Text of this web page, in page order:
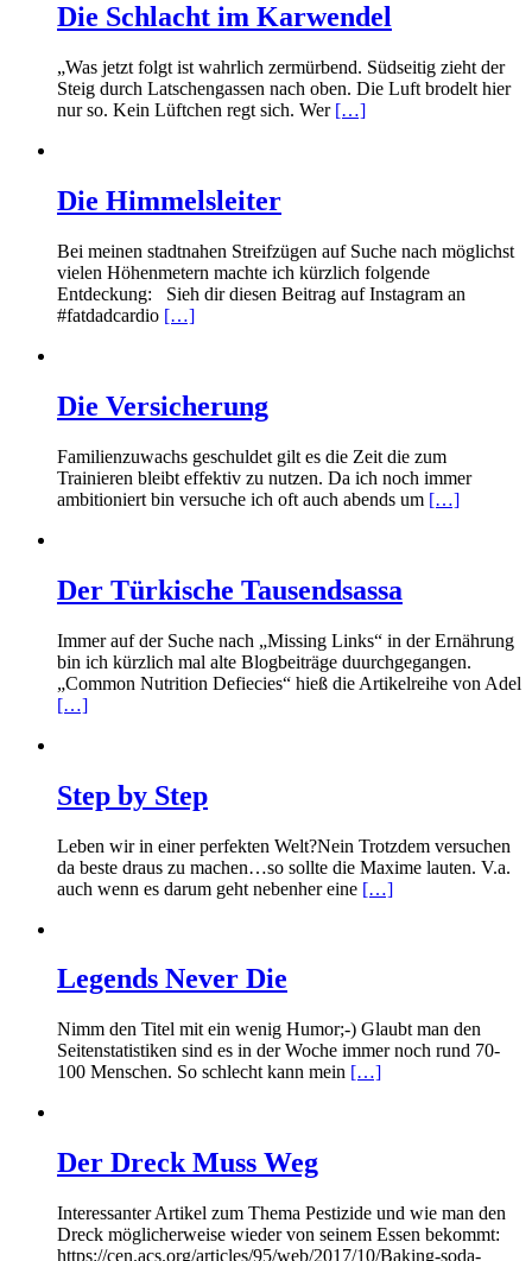
Die Schlacht im Karwendel
„Was jetzt folgt ist wahrlich zermürbend. Südseitig zieht der
Steig durch Latschengassen nach oben. Die Luft brodelt hier
nur so. Kein Lüftchen regt sich. Wer […]
Die Himmelsleiter
Bei meinen stadtnahen Streifzügen auf Suche nach möglichst
vielen Höhenmetern machte ich kürzlich folgende
Entdeckung: Sieh dir diesen Beitrag auf Instagram an
#fatdadcardio […]
Die Versicherung
Familienzuwachs geschuldet gilt es die Zeit die zum
Trainieren bleibt effektiv zu nutzen. Da ich noch immer
ambitioniert bin versuche ich oft auch abends um […]
Der Türkische Tausendsassa
Immer auf der Suche nach „Missing Links“ in der Ernährung
bin ich kürzlich mal alte Blogbeiträge duurchgegangen.
„Common Nutrition Defiecies“ hieß die Artikelreihe von Adel
[…]
Step by Step
Leben wir in einer perfekten Welt?Nein Trotzdem versuchen
da beste draus zu machen…so sollte die Maxime lauten. V.a.
auch wenn es darum geht nebenher eine […]
Legends Never Die
Nimm den Titel mit ein wenig Humor;-) Glaubt man den
Seitenstatistiken sind es in der Woche immer noch rund 70-
100 Menschen. So schlecht kann mein […]
Der Dreck Muss Weg
Interessanter Artikel zum Thema Pestizide und wie man den
Dreck möglicherweise wieder von seinem Essen bekommt:
https://cen.acs.org/articles/95/web/2017/10/Baking-soda-